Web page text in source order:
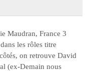
Maudran, France 3
les rôles titre
on retrouve David
(ex-Demain nous